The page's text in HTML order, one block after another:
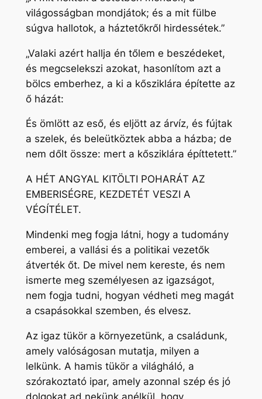
világosságban mondjátok; és a mit fülbe
súgva hallotok, a háztetőkről hirdessétek.”
„Valaki azért hallja én tőlem e beszédeket,
és megcselekszi azokat, hasonlítom azt a
bölcs emberhez, a ki a kősziklára építette az
ő házát:
És ömlött az eső, és eljött az árvíz, és fújtak
a szelek, és beleütköztek abba a házba; de
nem dőlt össze: mert a kősziklára építtetett.”
A HÉT ANGYAL KITÖLTI POHARÁT AZ
EMBERISÉGRE, KEZDETÉT VESZI A
VÉGÍTÉLET.
Mindenki meg fogja látni, hogy a tudomány
emberei, a vallási és a politikai vezetők
átverték őt. De mivel nem kereste, és nem
ismerte meg személyesen az igazságot,
nem fogja tudni, hogyan védheti meg magát
a csapásokkal szemben, és elvesz.
Az igaz tükör a környezetünk, a családunk,
amely valóságosan mutatja, milyen a
lelkünk. A hamis tükör a világháló, a
szórakoztató ipar, amely azonnal szép és jó
dolgokat ad nekünk anélkül, hogy